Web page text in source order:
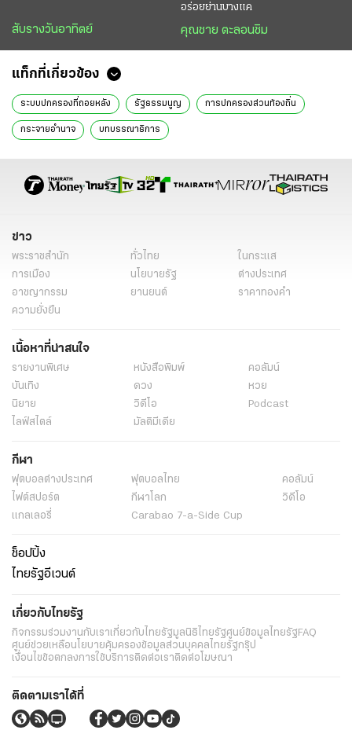
สับรางวันอาทิตย์
อร่อยย่านบางแค
คุณชาย ตะลอนชิม
แท็กที่เกี่ยวข้อง
ระบบปกครองที่ถอยหลัง รัฐธรรมนูญ การปกครองส่วนท้องถิ่น
กระจายอำนาจ บทบรรณาธิการ
ข่าว
พระราชสำนัก ทั่วไทย
ในกระแส
การเมือง
นโยบายรัฐ
ต่างประเทศ
อาชญากรรม
ยานยนต์
ราคาทองคำ
ความยั่งยืน
เนื้อหาที่น่าสนใจ
รายงานพิเศษ หนังสือพิมพ์
คอลัมน์
บันเทิง
ดวง
หวย
นิยาย
วิดีโอ
Podcast
ไลฟ์สไตล์
มัลติมีเดีย
กีฬา
ฟุตบอลต่่างประเทศ ฟุตบอลไทย
คอลัมน์
ไฟต์สปอร์ต
กีฬาโลก
วิดีโอ
แกลเลอรี่
Carabao 7-a-Side Cup
ช็อปปิ้ง
ไทยรัฐอีเวนต์
เกี่ยวกับไทยรัฐ
กิจกรรมร่วมงานกับเราเกี่ยวกับไทยรัฐมูลนิธิไทยรัฐศูนย์ข้อมูลไทยรัฐFAQ
ศูนย์ช่วยเหลือนโยบายคุ้มครองข้อมูลส่วนบุคคลไทยรัฐกรุ๊ป
เงื่อนไขข้อตกลงการใช้บริการติดต่อเราติดต่อโฆษณา
ติดตามเราได้ที่